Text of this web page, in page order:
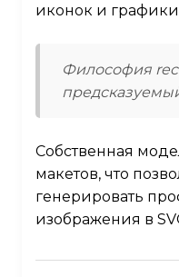
иконок и графики
Философия
Собственная
макетов, что
генерировать
изображения в